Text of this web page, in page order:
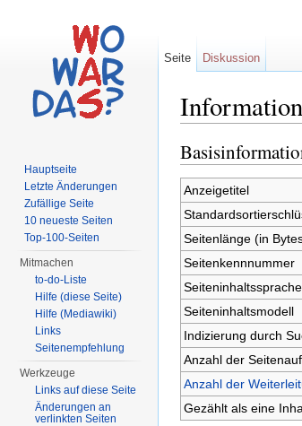
Anzeigetitel
Seitenlänge (in
Seitenkennnummer
Seiteninhaltssprache
Seiteninhaltsmodell
Indizierung durch
Anzahl der
Anzahl der
Gezählt als eine
Seite Diskussion
Hauptseite
Letzte Änderungen
Zufällige Seite
10 neueste Seiten
Top-100-Seiten
Mitmachen
to-do-Liste
Hilfe (diese Seite)
Hilfe (Mediawiki)
Links
Seitenempfehlung
Werkzeuge
Links auf diese Seite
Änderungen an
verlinkten Seiten